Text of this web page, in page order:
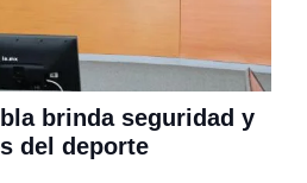
brinda seguridad y
del deporte